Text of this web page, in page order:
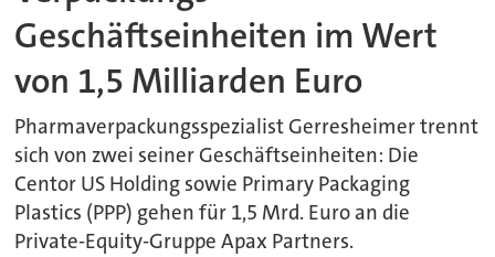
Geschäftseinheiten im Wert
von 1,5 Milliarden Euro
Pharmaverpackungsspezialist Gerresheimer trennt
sich von zwei seiner Geschäftseinheiten: Die
Centor US Holding sowie Primary Packaging
Plastics (PPP) gehen für 1,5 Mrd. Euro an die
Private-Equity-Gruppe Apax Partners.